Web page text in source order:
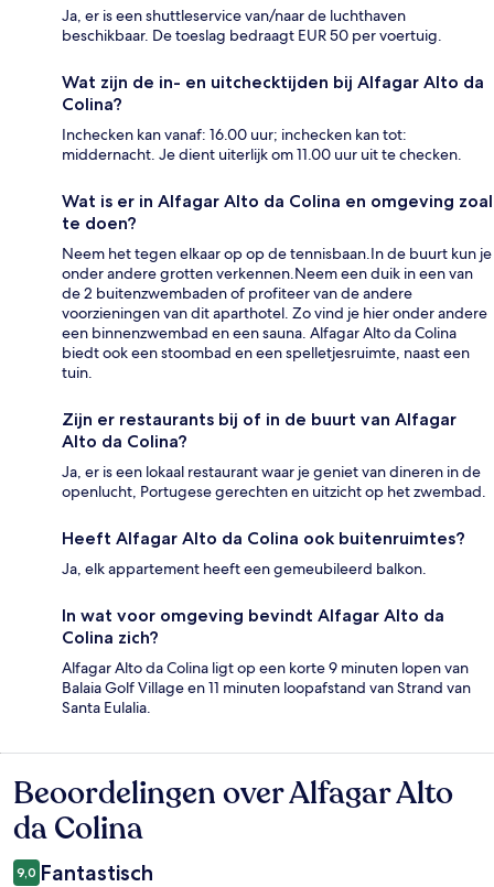
Ja, er is een shuttleservice van/naar de luchthaven
beschikbaar. De toeslag bedraagt EUR 50 per voertuig.
Wat zijn de in- en uitchecktijden bij Alfagar Alto da
Colina?
Inchecken kan vanaf: 16.00 uur; inchecken kan tot:
middernacht. Je dient uiterlijk om 11.00 uur uit te checken.
Wat is er in Alfagar Alto da Colina en omgeving zoal
te doen?
Neem het tegen elkaar op op de tennisbaan.In de buurt kun je
onder andere grotten verkennen.Neem een duik in een van
de 2 buitenzwembaden of profiteer van de andere
voorzieningen van dit aparthotel. Zo vind je hier onder andere
een binnenzwembad en een sauna. Alfagar Alto da Colina
biedt ook een stoombad en een spelletjesruimte, naast een
tuin.
Zijn er restaurants bij of in de buurt van Alfagar
Alto da Colina?
Ja, er is een lokaal restaurant waar je geniet van dineren in de
openlucht, Portugese gerechten en uitzicht op het zwembad.
Heeft Alfagar Alto da Colina ook buitenruimtes?
Ja, elk appartement heeft een gemeubileerd balkon.
In wat voor omgeving bevindt Alfagar Alto da
Colina zich?
Alfagar Alto da Colina ligt op een korte 9 minuten lopen van
Balaia Golf Village en 11 minuten loopafstand van Strand van
Santa Eulalia.
Beoordelingen
Beoordelingen over Alfagar Alto
da Colina
9,0 Fantastisch